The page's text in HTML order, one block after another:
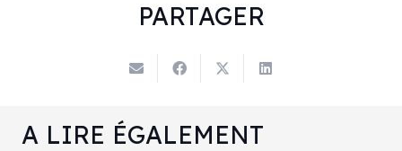
PARTAGER
A LIRE ÉGALEMENT